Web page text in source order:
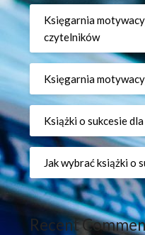
Księgarnia
czytelników
Księgarnia
Książki o sukcesie
Jak wybrać książki o
Recent